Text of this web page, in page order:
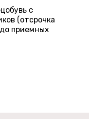
с
(отсрочка
приемных